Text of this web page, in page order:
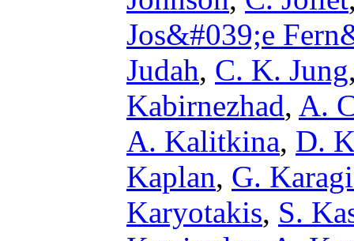
Jos&#039;e
Judah, C. K. Jung
Kabirnezhad, A.
A. Kalitkina, D.
Kaplan, G.
Karyotakis, S.